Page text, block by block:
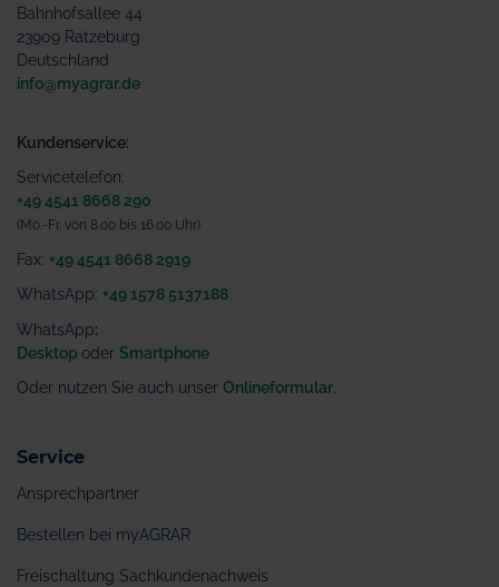
Bahnhofsallee 44
23909 Ratzeburg
Deutschland
info@myagrar.de
Kundenservice:
Servicetelefon:
+49 4541 8668 290
(Mo.-Fr. von 8.00 bis 16.00 Uhr)
Fax: +49 4541 8668 2919
WhatsApp: +49 1578 5137188
WhatsApp:
Desktop oder Smartphone
Oder nutzen Sie auch unser Onlineformular
Service
Ansprechpartner
Bestellen bei myAGRAR
Freischaltung Sachkundenachweis